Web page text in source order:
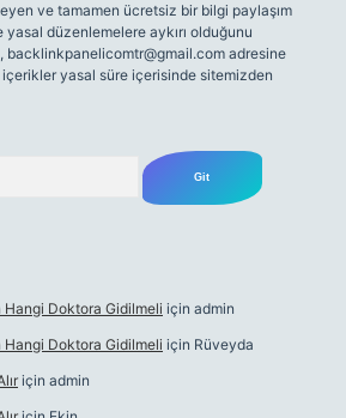
ve tamamen ücretsiz bir bilgi paylaşım
düzenlemelere aykırı olduğunu
backlinkpanelicomtr@gmail.com adresine
yasal süre içerisinde sitemizden
Hangi Doktora Gidilmeli için admin
Hangi Doktora Gidilmeli için Rüveyda
için admin